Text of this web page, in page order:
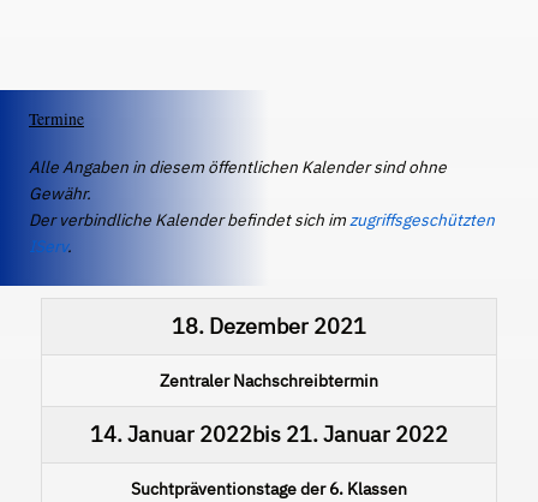
Termine
Alle Angaben in diesem öffentlichen Kalender sind ohne
Gewähr.
Der verbindliche Kalender befindet sich imzugriffsgeschützten
IServ.
18. Dezember 2021
Zentraler Nachschreibtermin
14. Januar 2022bis 21. Januar 2022
Suchtpräventionstage der 6. Klassen